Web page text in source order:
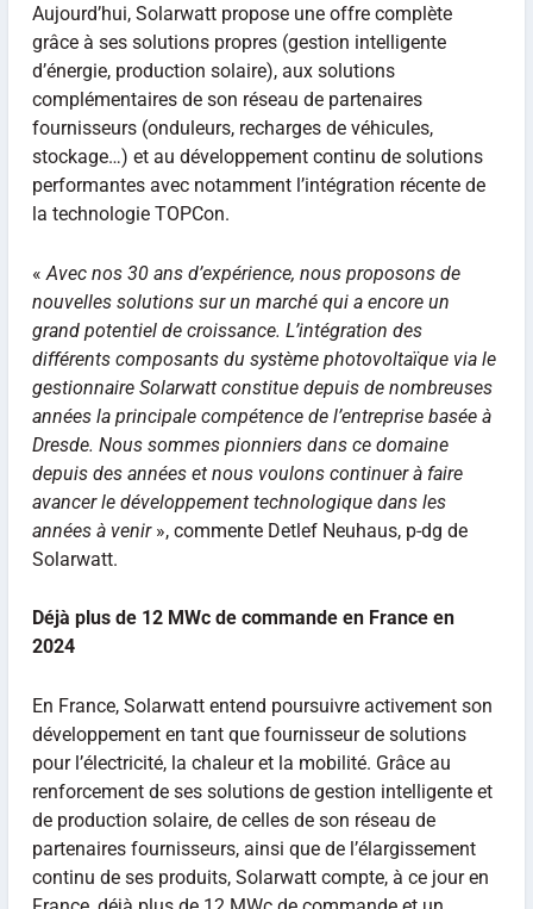
Aujourd’hui, Solarwatt propose une offre complète
grâce à ses solutions propres (gestion intelligente
d’énergie, production solaire), aux solutions
complémentaires de son réseau de partenaires
fournisseurs (onduleurs, recharges de véhicules,
stockage…) et au développement continu de solutions
performantes avec notamment l’intégration récente de
la technologie TOPCon.
« Avec nos 30 ans d’expérience, nous proposons de
nouvelles solutions sur un marché qui a encore un
grand potentiel de croissance. L’intégration des
différents composants du système photovoltaïque via le
gestionnaire Solarwatt constitue depuis de nombreuses
années la principale compétence de l’entreprise basée à
Dresde. Nous sommes pionniers dans ce domaine
depuis des années et nous voulons continuer à faire
avancer le développement technologique dans les
années à venir », commente Detlef Neuhaus, p-dg de
Solarwatt.
Déjà plus de 12 MWc de commande en France en
2024
En France, Solarwatt entend poursuivre activement son
développement en tant que fournisseur de solutions
pour l’électricité, la chaleur et la mobilité. Grâce au
renforcement de ses solutions de gestion intelligente et
de production solaire, de celles de son réseau de
partenaires fournisseurs, ainsi que de l’élargissement
continu de ses produits, Solarwatt compte, à ce jour en